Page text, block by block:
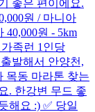
좋은 편이에요.
원 / 마니아
40,000원 - 5km
가족런 1인당
발해서 안양천,
목동 마라톤 찾는
. 한강변 무드 좋
해요 :) ✅ 당일